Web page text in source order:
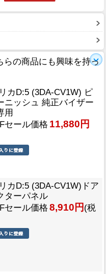
らの商品にも興味を持っ
カD:5 (3DA-CV1W) ピ
ニッシュ 純正バイザー
用
セール価格 11,880円
カD:5 (3DA-CV1W)ドア
ターパネル
セール価格 8,910円 (税